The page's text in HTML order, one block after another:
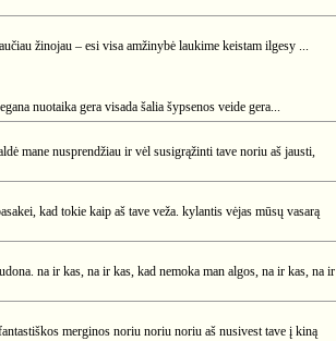
žinojau – esi visa amžinybė laukime keistam ilgesy ...
nuotaika gera visada šalia šypsenos veide gera...
mane nusprendžiau ir vėl susigrąžinti tave noriu aš jausti,
kad tokie kaip aš tave veža. kylantis vėjas mūsų vasarą
na ir kas, na ir kas, kad nemoka man algos, na ir kas, na ir
merginos noriu noriu noriu aš nusivest tave į kiną